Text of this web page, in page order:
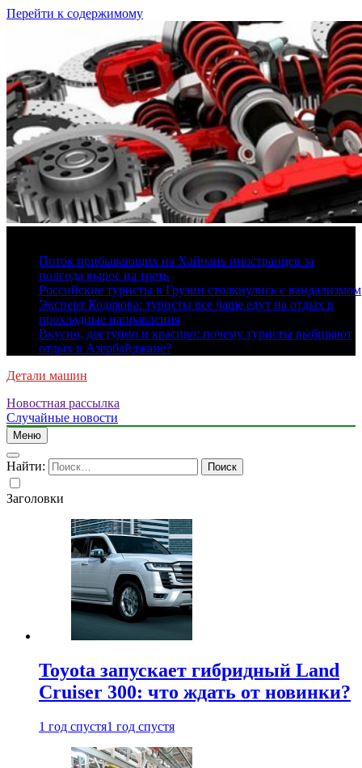
Перейти к содержимому
Поток прибывающих на Хайнань иностранцев за
полгода вырос на треть
Российские туристы в Грузии столкнулись с вандализмом
Эксперт Кодякова: туристы все чаще едут на отдых в
прохладные направления
Вкусно, доступно и красиво: почему туристы выбирают
отдых в Азербайджане?
Детали машин
Новостная рассылка
Случайные новости
Меню
Найти:
Заголовки
Toyota запускает гибридный Land
Cruiser 300: что ждать от новинки?
1 год спустя1 год спустя